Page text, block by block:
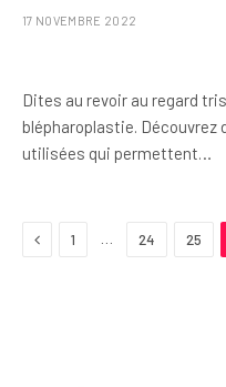
17 NOVEMBRE 2022
Dites au revoir au regard
blépharoplastie.
utilisées qui permettent…
Previous
1 24 25